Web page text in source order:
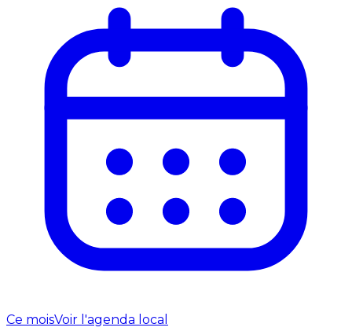
Ce moisVoir l'agenda local